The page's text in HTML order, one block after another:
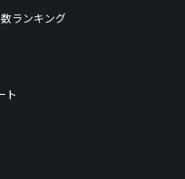
ランキング
ト